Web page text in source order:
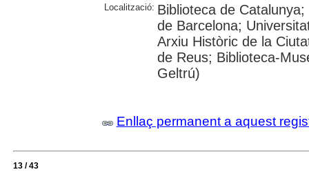
Localització: Biblioteca de
de Barcelona;
Arxiu Històric de la
de Reus; Biblioteca-
Geltrú)
Enllaç permanent a aquest
13 / 43